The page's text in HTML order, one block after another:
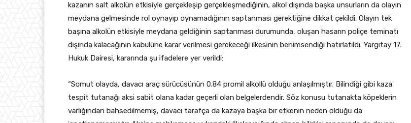
kazanın salt alkolün etkisiyle gerçekleşip gerçekleşmediğinin, alkol dışında başka unsurların da olayın
meydana gelmesinde rol oynayıp oynamadığının saptanması gerektiğine dikkat çekildi. Olayın tek
başına alkolün etkisiyle meydana geldiğinin saptanması durumunda, oluşan hasarın poliçe teminatı
dışında kalacağının kabulüne karar verilmesi gerekeceği ilkesinin benimsendiği hatırlatıldı. Yargıtay 17.
Hukuk Dairesi, kararında şu ifadelere yer verildi:
“Somut olayda, davacı araç sürücüsünün 0.84 promil alkollü olduğu anlaşılmıştır. Bilindiği gibi kaza
tespit tutanağı aksi sabit olana kadar geçerli olan belgelerdendir. Söz konusu tutanakta köpeklerin
varlığından bahsedilmemiş, davacı tarafça da kazaya başka bir etkenin neden olduğu da